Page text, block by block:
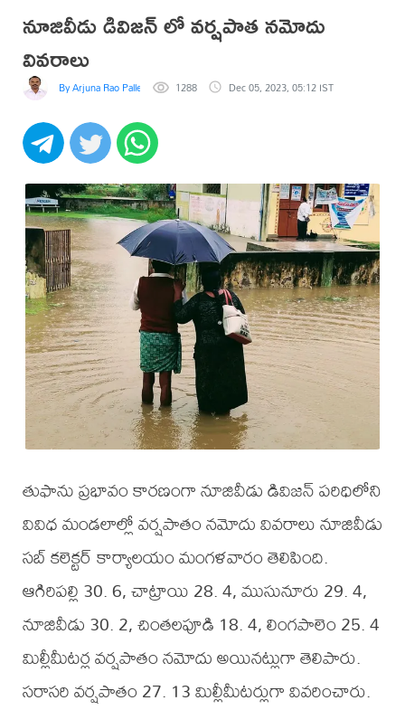
నూజివీడు డివిజన్ లో వర్షపాత నమోదు
వివరాలు
By Arjuna Rao Pallepamu 1288 Dec 05, 2023, 05:12 IST
తుఫాను ప్రభావం కారణంగా నూజివీడు డివిజన్ పరిధిలోని
వివిధ మండలాల్లో వర్షపాతం నమోదు వివరాలు నూజివీడు
సబ్ కలెక్టర్ కార్యాలయం మంగళవారం తెలిపింది.
ఆగిరిపల్లి 30. 6, చాట్రాయి 28. 4, ముసునూరు 29. 4,
నూజివీడు 30. 2, చింతలపూడి 18. 4, లింగపాలెం 25. 4
మిల్లీమీటర్ల వర్షపాతం నమోదు అయినట్లుగా తెలిపారు.
సరాసరి వర్షపాతం 27. 13 మిల్లీమీటర్లుగా వివరించారు.